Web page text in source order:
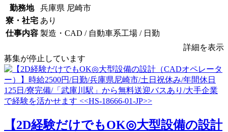
勤務地
兵庫県 尼崎市
寮・社宅 あり
仕事内容 製造・CAD / 自動車系工場 / 日勤
詳細を表示
募集が停止しています
【2D経験だけでもOK◎大型設備の設計